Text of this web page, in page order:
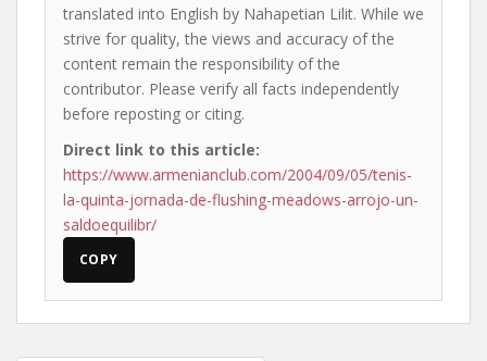
translated into English by Nahapetian Lilit. While we
strive for quality, the views and accuracy of the
content remain the responsibility of the
contributor. Please verify all facts independently
before reposting or citing.
Direct link to this article:
https://www.armenianclub.com/2004/09/05/tenis-
la-quinta-jornada-de-flushing-meadows-arrojo-un-
saldoequilibr/
COPY